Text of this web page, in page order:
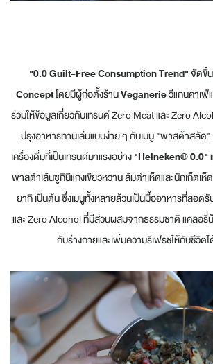
"0.0 Guilt-Free Consumption Trend"จัดขึ้
Conceptโดยมีผู้ก่อตั้งร้านVeganerieวีแกนคาเฟ่
ร่วมให้ข้อมูลเกี่ยวกับเทรนด์ Zero Meat และ Zero
ปรุงอาหารทานเล่นแบบง่าย ๆ กับเมนู "พาสต้าสลั
เครื่องดื่มที่เป็นเทรนด์มาแรงอย่าง"Heineken® 0.0"
พาสต้าเส้นซูกินีแกงเขียวหวาน ส้มตำเห็ดและนักเก็ตเห็
ยากิ เป็นต้น ซึ่งเมนูทั้งหลายล้วนเป็นมื้ออาหารที่สอด
และ Zero Alcohol ที่มีส่วนผสมจากธรรมชาติ แคลอ
กับร่างกายและเพิ่มความรีเฟรชให้กับชีวิต